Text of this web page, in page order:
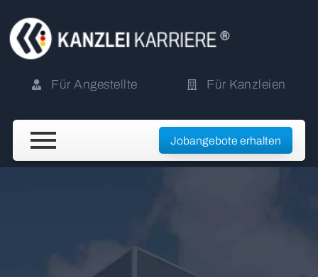
Für Angestellte Für Kanzleien
Jobangebote erhalten